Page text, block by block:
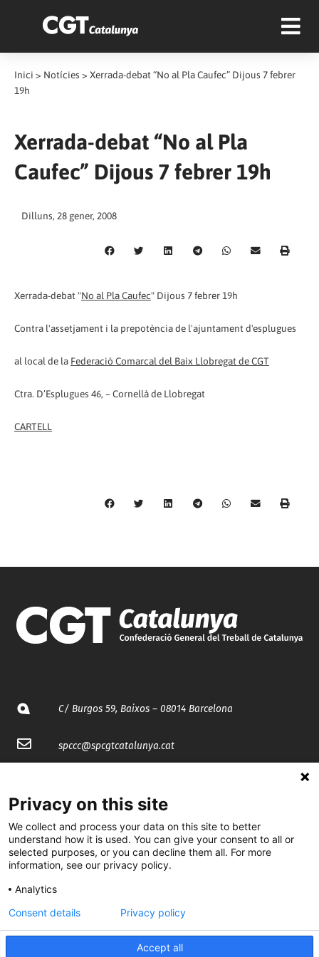
Inici > Notícies > Xerrada-debat “No al Pla Caufec” Dijous 7 febrer
19h
Xerrada-debat “No al Pla
Caufec” Dijous 7 febrer 19h
Dilluns, 28 gener, 2008
Xerrada-debat "No al Pla Caufec" Dijous 7 febrer 19h
Contra l'assetjament i la prepotència de l'ajuntament d'esplugues
al local de la Federació Comarcal del Baix Llobregat de CGT
Ctra. D’Esplugues 46, – Cornellà de Llobregat
CARTELL
C/ Burgos 59, Baixos – 08014 Barcelona
spccc@spcgtcatalunya.cat
@CGTCatalunya
cgtcatalunya
Privacy on this site
We collect and process your data on this site to better
understand how it is used. You can give your consent to all or
selected purposes, or you can decline them all. For more
information, see our privacy policy.
Analytics
Accept all
Consent details Privacy policy